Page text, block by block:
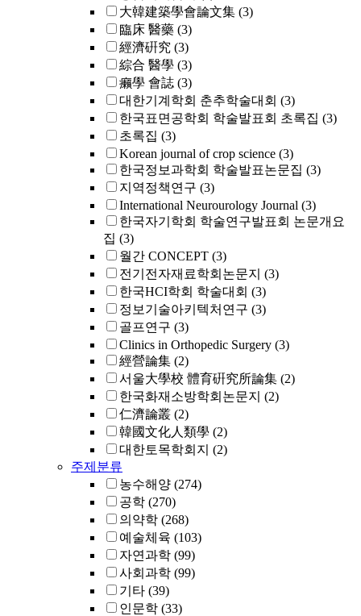
大韓建築學會論文集 (3)
臨床 醫藥 (3)
經濟硏究 (3)
綜合 醫學 (3)
癩學 會誌 (3)
대한기계학회 춘추학술대회 (3)
한국표면공학회 학술발표회 초록집 (3)
초록집 (3)
Korean journal of crop science (3)
한국정보과학회 학술발표논문집 (3)
지역정책연구 (3)
International Neurourology Journal (3)
한국자기학회 학술연구발표회 논문개요
집 (3)
월간 CONCEPT (3)
전기전자재료학회논문지 (3)
한국HCI학회 학술대회 (3)
정보기술아키텍처연구 (3)
골프연구 (3)
Clinics in Orthopedic Surgery (3)
經營論集 (2)
서울大學校 體育硏究所論集 (2)
한국화재소방학회논문지 (2)
仁濟論叢 (2)
韓國文化人類學 (2)
대한토목학회지 (2)
주제분류
농수해양 (274)
공학 (270)
의약학 (268)
예술체육 (103)
자연과학 (99)
사회과학 (99)
기타 (39)
인문학 (33)